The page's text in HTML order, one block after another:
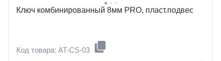
Ключ комбинированный 8мм PRO, пласт.подвес
Код товара: AT-CS-03